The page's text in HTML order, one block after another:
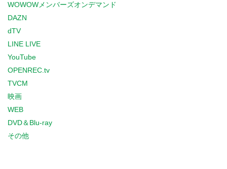
WOWOWメンバーズオンデマンド
DAZN
dTV
LINE LIVE
YouTube
OPENREC.tv
TVCM
映画
WEB
DVD＆Blu-ray
その他